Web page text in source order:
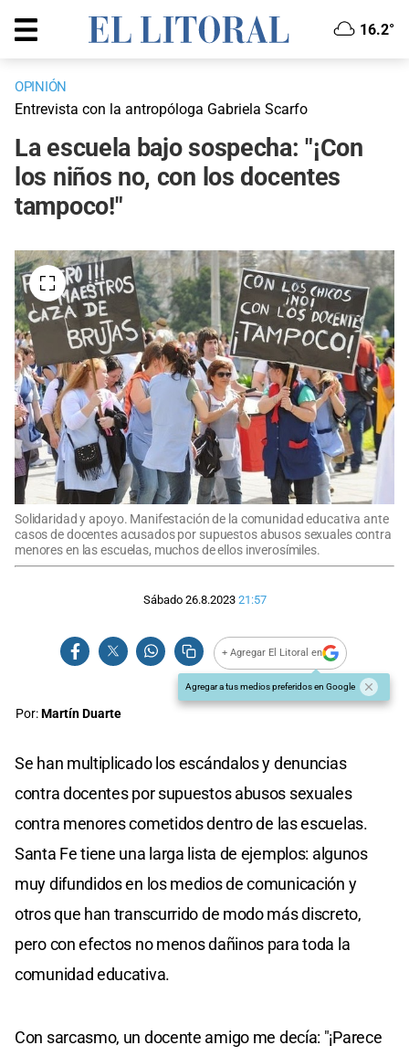
16.2°
OPINIÓN
Entrevista con la antropóloga Gabriela Scarfo
La escuela bajo sospecha: "¡Con
los niños no, con los docentes
tampoco!"
Solidaridad y apoyo. Manifestación de la comunidad educativa ante
casos de docentes acusados por supuestos abusos sexuales contra
menores en las escuelas, muchos de ellos inverosímiles.
Sábado 26.8.2023 21:57
+ Agregar El Litoral en
Agregar a tus medios preferidos en Google
Por:Martín Duarte
Se han multiplicado los escándalos y denuncias
contra docentes por supuestos abusos sexuales
contra menores cometidos dentro de las escuelas.
Santa Fe tiene una larga lista de ejemplos: algunos
muy difundidos en los medios de comunicación y
otros que han transcurrido de modo más discreto,
pero con efectos no menos dañinos para toda la
comunidad educativa.
Con sarcasmo, un docente amigo me decía: "¡Parece